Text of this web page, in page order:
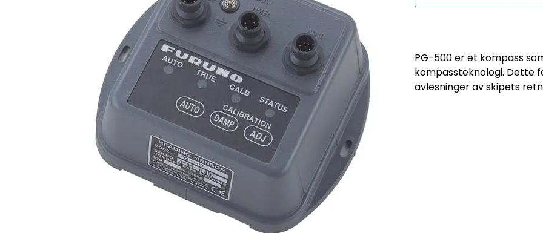
PG-500 er et kompass
kompassteknologi. Dette
avlesninger av skipets